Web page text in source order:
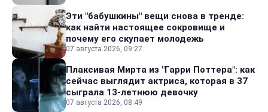
Эти "бабушкины" вещи снова в тренде:
как найти настоящее сокровище и
почему его скупает молодежь
07 августа 2026, 09:27
Плаксивая Мирта из "Гарри Поттера": как
сейчас выглядит актриса, которая в 37
сыграла 13-летнюю девочку
07 августа 2026, 08:49